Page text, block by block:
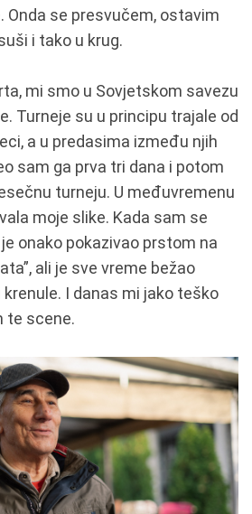
Onda se presvučem, ostavim
i tako u krug.
mi smo u Sovjetskom savezu
Turneje su u principu trajale od
a u predasima između njih
sam ga prva tri dana i potom
turneju. U međuvremenu
moje slike. Kada sam se
onako pokazivao prstom na
ali je sve vreme bežao
krenule. I danas mi jako teško
te scene.